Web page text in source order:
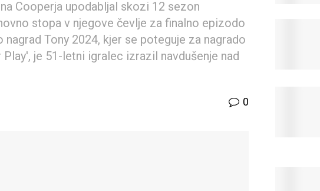
Cooperja upodabljal skozi 12 sezon
stopa v njegove čevlje za finalno epizodo
Tony 2024, kjer se poteguje za nagrado
je 51-letni igralec izrazil navdušenje nad
0